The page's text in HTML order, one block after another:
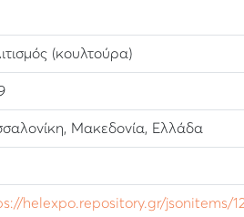
(κουλτούρα)
Μακεδονία, Ελλάδα
helexpo.repository.gr/jsonitems/